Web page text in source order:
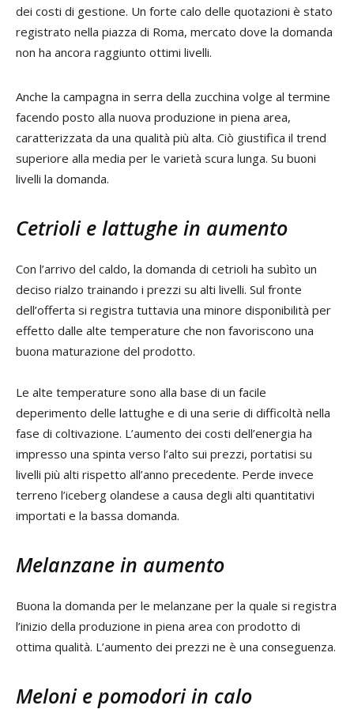
dei costi di gestione. Un forte calo delle quotazioni è stato
registrato nella piazza di Roma, mercato dove la domanda
non ha ancora raggiunto ottimi livelli.
Anche la campagna in serra della zucchina volge al termine
facendo posto alla nuova produzione in piena area,
caratterizzata da una qualità più alta. Ciò giustifica il trend
superiore alla media per le varietà scura lunga. Su buoni
livelli la domanda.
Cetrioli e lattughe in aumento
Con l’arrivo del caldo, la domanda di cetrioli ha subìto un
deciso rialzo trainando i prezzi su alti livelli. Sul fronte
dell’offerta si registra tuttavia una minore disponibilità per
effetto dalle alte temperature che non favoriscono una
buona maturazione del prodotto.
Le alte temperature sono alla base di un facile
deperimento delle lattughe e di una serie di difficoltà nella
fase di coltivazione. L’aumento dei costi dell’energia ha
impresso una spinta verso l’alto sui prezzi, portatisi su
livelli più alti rispetto all’anno precedente. Perde invece
terreno l’iceberg olandese a causa degli alti quantitativi
importati e la bassa domanda.
Melanzane in aumento
Buona la domanda per le melanzane per la quale si registra
l’inizio della produzione in piena area con prodotto di
ottima qualità. L’aumento dei prezzi ne è una conseguenza.
Meloni e pomodori in calo